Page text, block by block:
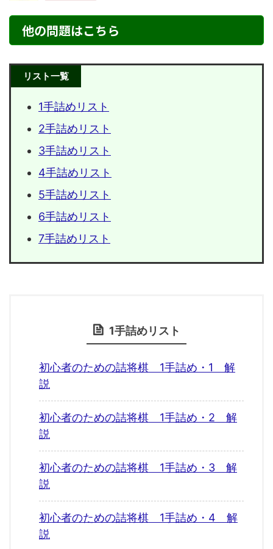
他の問題はこちら
リスト一覧
1手詰めリスト
2手詰めリスト
3手詰めリスト
4手詰めリスト
5手詰めリスト
6手詰めリスト
7手詰めリスト
1手詰めリスト
初心者のための詰将棋 1手詰め・1 解
説
初心者のための詰将棋 1手詰め・2 解
説
初心者のための詰将棋 1手詰め・3 解
説
初心者のための詰将棋 1手詰め・4 解
説